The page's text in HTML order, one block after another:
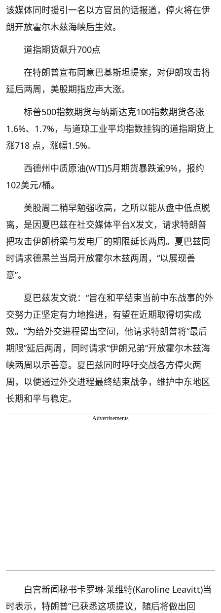
该媒体同时援引一名以方官员的话报道，停火将在伊
朗开放霍尔木兹海峡后生效。
道指期货飙升700点
在特朗普宣布同意巴基斯坦提案，对伊朗攻击将
延后两周，美股期指应声大涨。
标普500指数期货与纳斯达克100指数期货各涨
1.6%、1.7%，与道琼工业平均指数挂钩的道指期货上
涨718 点，涨幅1.5%。
西德州中质原油(WTI)5月期货暴跌逾9%，报约
102美元/桶。
美股周二稍早勉强收高，之所以能从盘中低点脱
离，是因夏巴兹在社交媒体平台X发文，请求特朗普
把攻击伊朗桥梁与发电厂的期限延长两周。夏巴兹同
时请求德黑兰当局开放霍尔木兹两周，“以展现善
意”。
夏巴兹发文说：“旨在和平结束当前中东战事的外
交努力正坚定有力地推进，有望在近期取得切实成
效。”为给外交进程留出空间，他请求特朗普将“最后
期限”延后两周，同时请求“伊朗兄弟”开放霍尔木兹海
峡两周以示善意。夏巴兹同时呼吁交战各方停火两
周，以便通过外交进程最终结束战争，维护中东地区
长期和平与稳定。
Advertisements
白宫新闻秘书卡罗琳·莱维特(Karoline Leavitt)当
时表示，特朗普“已获悉这项提议，随后将做出回